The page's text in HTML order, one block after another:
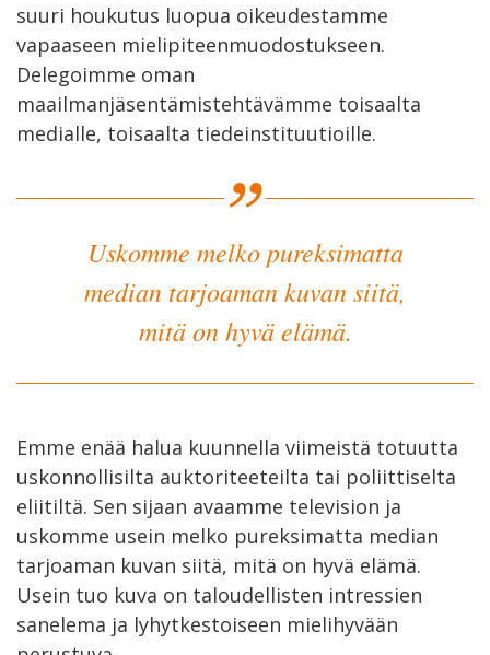
suuri houkutus luopua oikeudestamme
vapaaseen mielipiteenmuodostukseen.
Delegoimme oman
maailmanjäsentämistehtävämme toisaalta
medialle, toisaalta tiedeinstituutioille.
Uskomme melko pureksimatta
median tarjoaman kuvan siitä,
mitä on hyvä elämä.
Emme enää halua kuunnella viimeistä totuutta
uskonnollisilta auktoriteeteilta tai poliittiselta
eliitiltä. Sen sijaan avaamme television ja
uskomme usein melko pureksimatta median
tarjoaman kuvan siitä, mitä on hyvä elämä.
Usein tuo kuva on taloudellisten intressien
sanelema ja lyhytkestoiseen mielihyvään